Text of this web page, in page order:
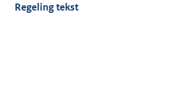
Regeling tekst